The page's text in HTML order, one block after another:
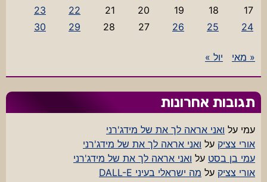
17
18
19
20
21
22
23
24
25
26
27
28
29
30
« מאי יול »
תגובות אחרונות
עמי על ואני אראה לך את של מידג'רני
אורי צציק על ואני אראה לך את של מידג'רני
עמי בן בסט על ואני אראה לך את של מידג'רני
אורי צציק על מה ישראלי בעיני DALL-E